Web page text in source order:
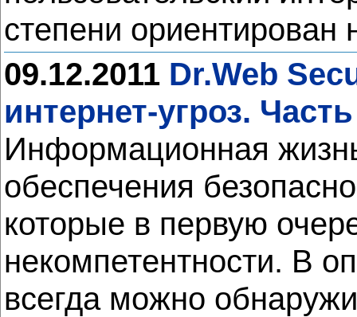
степени
09.12.2011 Dr.Web
интернет-угроз.
Информационная
обеспечения
которые в первую
некомпетентности. В
всегда можно